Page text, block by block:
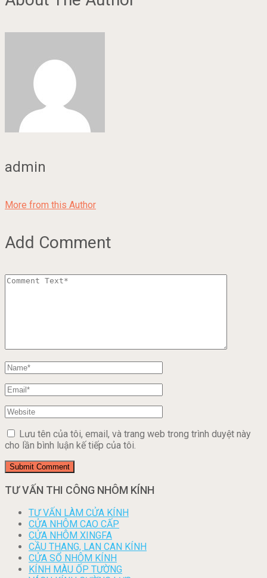
admin
More from this Author
Add Comment
Lưu tên của tôi, email, và trang web trong trình duyệt này
cho lần bình luận kế tiếp của tôi.
TƯ VẤN THI CÔNG NHÔM KÍNH
TƯ VẤN LÀM CỬA KÍNH
CỬA NHÔM CAO CẤP
CỬA NHÔM XINGFA
CẦU THANG, LAN CAN KÍNH
CỬA SỔ NHÔM KÍNH
KÍNH MÀU ỐP TƯỜNG